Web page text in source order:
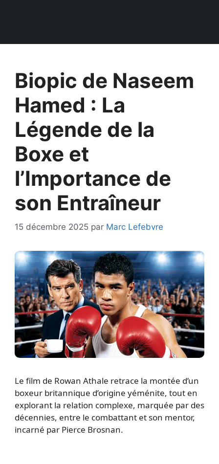
Biopic de Naseem
Hamed : La
Légende de la
Boxe et
l’Importance de
son Entraîneur
15 décembre 2025 par Marc Lefebvre
Le film de Rowan Athale retrace la montée d’un
boxeur britannique d’origine yéménite, tout en
explorant la relation complexe, marquée par des
décennies, entre le combattant et son mentor,
incarné par Pierce Brosnan.